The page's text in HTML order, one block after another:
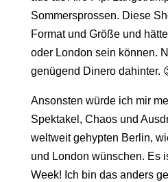
Sommersprossen. Diese
Format und Größe und
oder London sein können.
genügend Dinero dahinter.
Ansonsten würde ich mir
Spektakel, Chaos und
weltweit gehypten Berlin,
und London wünschen. Es
Week! Ich bin das anders